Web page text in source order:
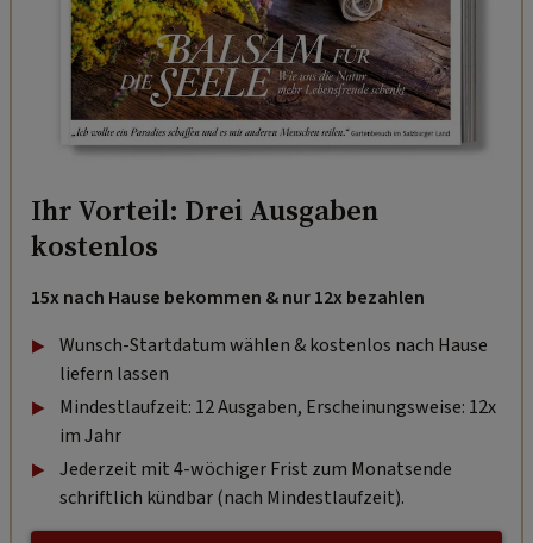
Ihr Vorteil: Drei Ausgaben
kostenlos
15x nach Hause bekommen & nur 12x bezahlen
Wunsch-Startdatum wählen & kostenlos nach Hause
liefern lassen
Mindestlaufzeit: 12 Ausgaben, Erscheinungsweise: 12x
im Jahr
Jederzeit mit 4-wöchiger Frist zum Monatsende
schriftlich kündbar (nach Mindestlaufzeit).